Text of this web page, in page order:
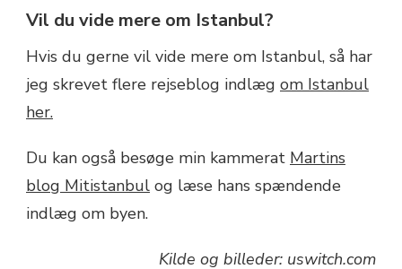
Vil du vide mere om Istanbul?
Hvis du gerne vil vide mere om Istanbul, så har
jeg skrevet flere rejseblog indlæg om Istanbul
her.
Du kan også besøge min kammerat Martins
blog Mitistanbul og læse hans spændende
indlæg om byen.
Kilde og billeder: uswitch.com